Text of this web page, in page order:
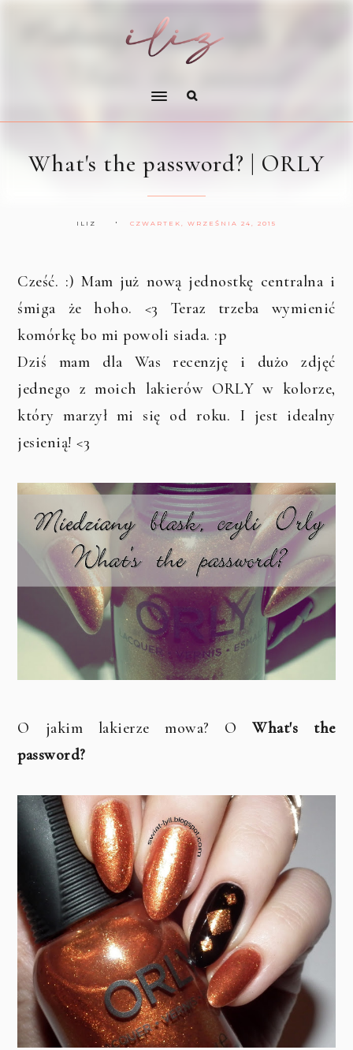
What's the password? | ORLY
ILIZ CZWARTEK, WRZEŚNIA 24, 2015
Cześć. :) Mam już nową jednostkę centralna i
śmiga że hoho. <3 Teraz trzeba wymienić
komórkę bo mi powoli siada. :p
Dziś mam dla Was recenzję i dużo zdjęć
jednego z moich lakierów ORLY w kolorze,
który marzył mi się od roku. I jest idealny
jesienią! <3
O jakim lakierze mowa? OWhat's the
password?